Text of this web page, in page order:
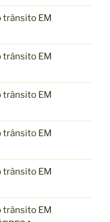
trânsito EM
trânsito EM
trânsito EM
trânsito EM
trânsito EM
trânsito EM